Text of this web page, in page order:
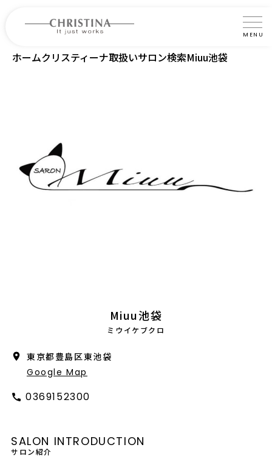
MENU
クリスティーナについて
サロントリートメント
サロン検索
お問い合わせ
ホームクリスティーナ取扱いサロン検索Miuu池袋
Miuu池袋
ミウイケブクロ
東京都豊島区東池袋
Google Map
0369152300
SALON INTRODUCTION
サロン紹介